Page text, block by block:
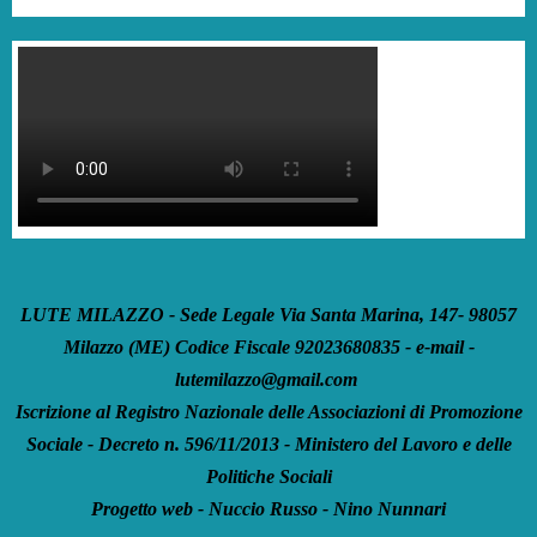
LUTE MILAZZO - Sede Legale Via Santa Marina, 147- 98057
Milazzo (ME) Codice Fiscale 92023680835 - e-mail -
lutemilazzo@gmail.com
Iscrizione al Registro Nazionale delle Associazioni di Promozione
Sociale - Decreto n. 596/11/2013 - Ministero del Lavoro e delle
Politiche Sociali
Progetto web - Nuccio Russo - Nino Nunnari